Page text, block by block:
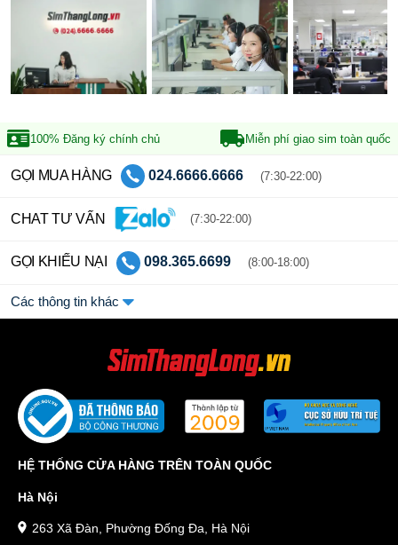
100% Đăng ký chính chủ Miễn phí giao sim toàn quốc
GỌI MUA HÀNG 024.6666.6666 (7:30-22:00)
CHAT TƯ VẤN (7:30-22:00)
GỌI KHIẾU NẠI 098.365.6699 (8:00-18:00)
Các thông tin khác
HỆ THỐNG CỬA HÀNG TRÊN TOÀN QUỐC
Hà Nội
263 Xã Đàn, Phường Đống Đa, Hà Nội